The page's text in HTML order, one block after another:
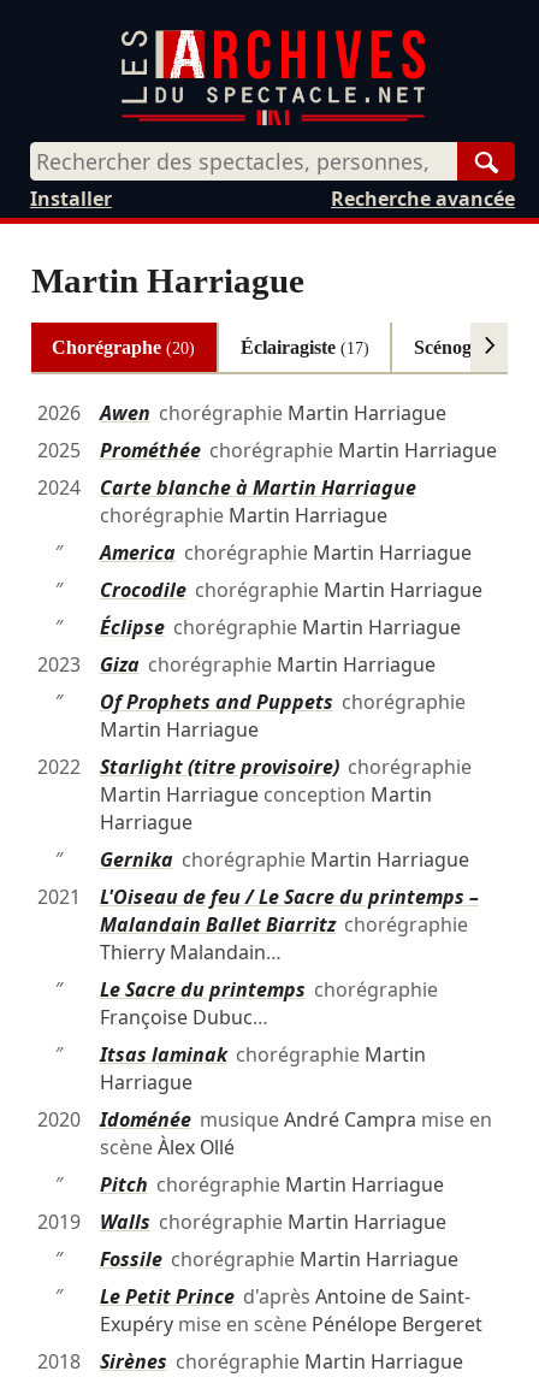
Recherche avancée
Installer
Martin Harriague
Chorégraphe(20) Éclairagiste (17) Scénographe
2026 Awen chorégraphie Martin Harriague
2025
Prométhéechorégraphie Martin Harriague
2024
Carte blanche à Martin Harriague
chorégraphie Martin Harriague
″
Americachorégraphie Martin Harriague
″
Crocodilechorégraphie Martin Harriague
″
Éclipsechorégraphie Martin Harriague
2023
Gizachorégraphie Martin Harriague
″
Of Prophets and Puppets chorégraphie
Martin Harriague
2022
Starlight (titre provisoire)chorégraphie
Martin Harriagueconception Martin
Harriague
″
Gernikachorégraphie Martin Harriague
2021
L'Oiseau de feu / Le Sacre du printemps –
Malandain Ballet Biarritzchorégraphie
Thierry Malandain…
″
Le Sacre du printemps chorégraphie
Françoise Dubuc…
″
Itsas laminakchorégraphie Martin
Harriague
2020
IdoménéemusiqueAndré Campra mise en
scèneÀlex Ollé
″
Pitch chorégraphie Martin Harriague
2019
Walls chorégraphie Martin Harriague
″
Fossilechorégraphie Martin Harriague
″
Le Petit Princed'après Antoine de Saint-
Exupérymise en scène Pénélope Bergeret
2018
Sirènes chorégraphie Martin Harriague